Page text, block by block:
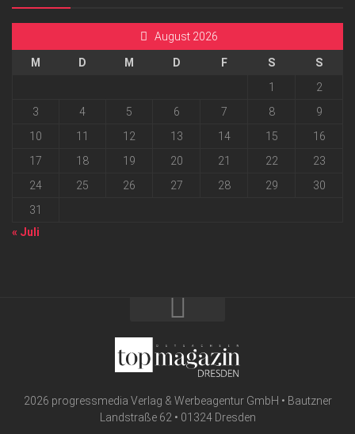
August 2026
M D M D F S
S
1
2
3
4 5 6 7 8
9
10
11 12 13 14 15
16
17
18 19 20 21 22
23
24
25 26 27 28 29
30
31
« Juli
2026 progressmedia Verlag & Werbeagentur GmbH • Bautzner
Landstraße 62 • 01324 Dresden